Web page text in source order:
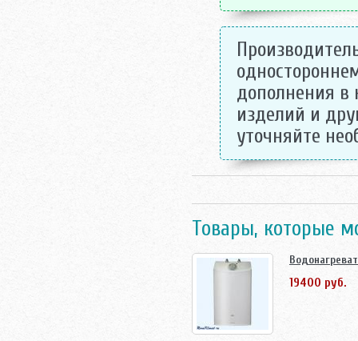
дополнения
изделий и
уточняйте
Товары, которые
19400 руб.